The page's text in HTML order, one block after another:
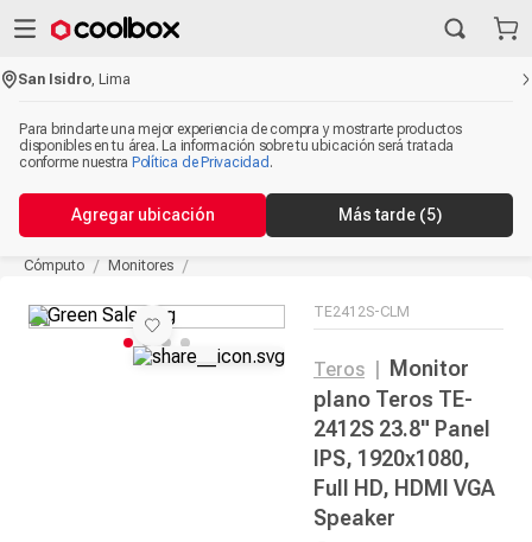
San Isidro ,Lima
Para brindarte una mejor experiencia de compra y mostrarte productos
disponibles en tu área. La información sobre tu ubicación será tratada
conforme nuestra Política de Privacidad .
Agregar ubicación Más tarde (5)
Cómputo Monitores
TE2412S-CLM
Teros
Monitor
plano Teros TE-
2412S 23.8" Panel
IPS, 1920x1080,
Full HD, HDMI VGA
Speaker